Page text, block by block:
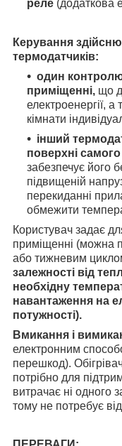
реле (додаткова
Керування
термодатчиків:
один
приміщенні, що
електроенергії,
кімнати
інший
поверхні самого
забезпечує його
підвищеній
перекиданні
обмежити
Користувач задає
приміщенні (можна
або тижневим
залежності від
необхідну
навантаження на
потужності).
Вмикання і
електронним
перешкод).
потрібно для
витрачає ні одного
тому не потребує